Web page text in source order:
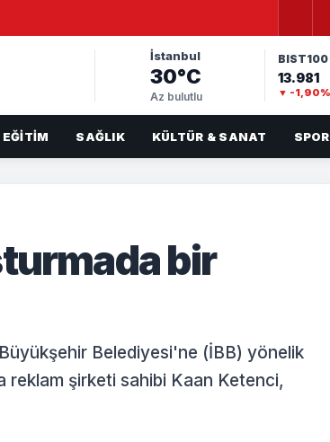
İstanbul
30°C
Az bulutlu
BIST100
13.981
▼ -1,90%
EĞITIM SAĞLIK KÜLTÜR & SANAT SPOR
bir
Belediyesi'ne (İBB) yönelik
reklam şirketi sahibi Kaan Ketenci,